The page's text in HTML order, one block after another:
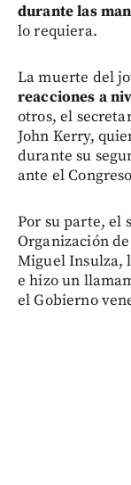
durante las
lo requiera.
La muerte del
reacciones a
otros, el
John Kerry,
durante su
ante el
Por su parte, el
Organización de
Miguel Insulza,
e hizo un
el Gobierno